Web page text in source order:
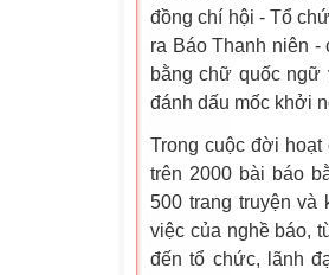
đồng chí hội - Tổ
ra Báo Thanh niên -
bằng chữ quốc ngữ
đánh dấu mốc khởi
Trong cuộc đời
trên 2000 bài báo
500 trang truyện
việc của nghề báo,
đến tổ chức, lãnh